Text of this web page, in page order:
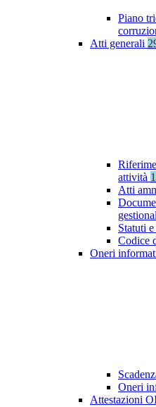
Piano
Atti generali
attività
Atti
Statuti
Codice
Oneri
Oneri
Attestazioni